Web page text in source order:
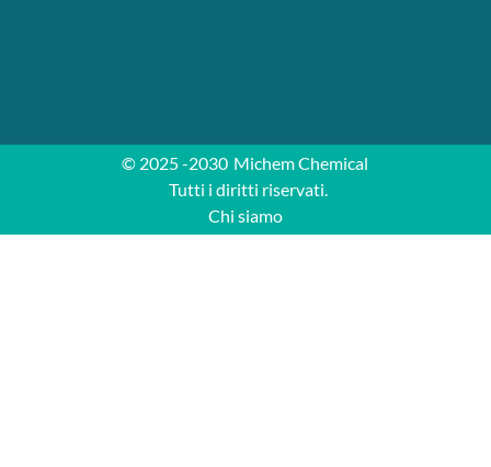
© 2025 -2030 Michem Chemical
Tutti i diritti riservati.
Chi siamo